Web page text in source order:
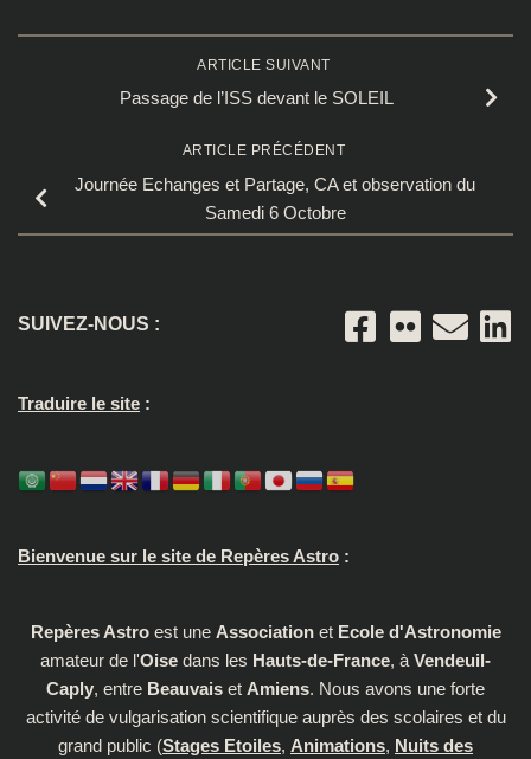
ARTICLE SUIVANT
Passage de l’ISS devant le SOLEIL
ARTICLE PRÉCÉDENT
Journée Echanges et Partage, CA et observation du
Samedi 6 Octobre
SUIVEZ-NOUS :
Traduire le site :
Bienvenue sur le site de Repères Astro :
Repères Astroest une Associationet Ecole d'Astronomie
amateur de l'Oise dans les Hauts-de-France, à Vendeuil-
Caply, entre Beauvais et Amiens. Nous avons une forte
activité de vulgarisation scientifique auprès des scolaires et du
grand public (Stages Etoiles, Animations, Nuits des